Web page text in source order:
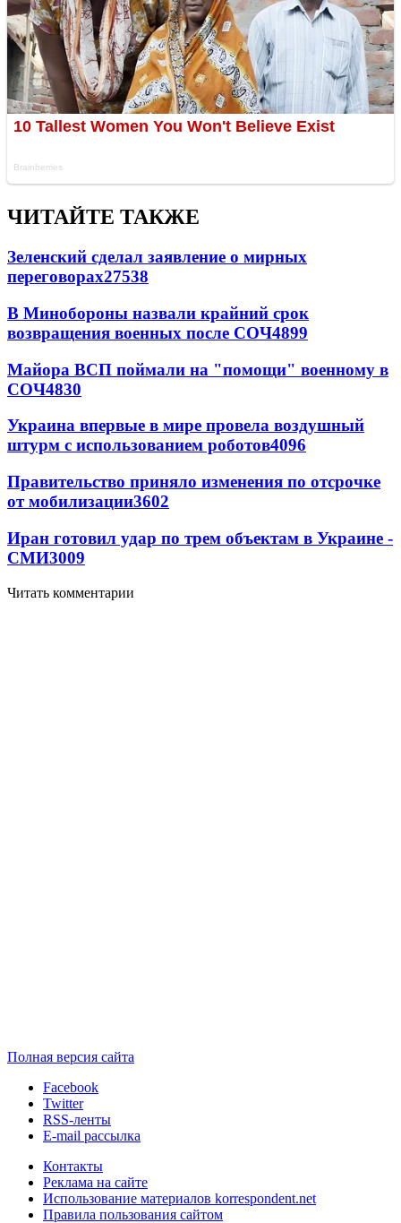
ЧИТАЙТЕ ТАКЖЕ
Зеленский сделал заявление о мирных
переговорах27538
В Минобороны назвали крайний срок
возвращения военных после СОЧ4899
Майора ВСП поймали на "помощи" военному в
СОЧ4830
Украина впервые в мире провела воздушный
штурм с использованием роботов4096
Правительство приняло изменения по отсрочке
от мобилизации3602
Иран готовил удар по трем объектам в Украине -
СМИ3009
Читать комментарии
Полная версия сайта
Facebook
Twitter
RSS-ленты
E-mail рассылка
Контакты
Реклама на сайте
Использование материалов korrespondent.net
Правила пользования сайтом